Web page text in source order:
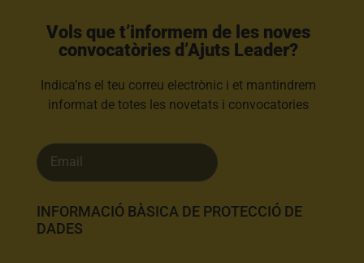
Vols que t’informem de les noves
convocatòries d’Ajuts Leader?​
Indica’ns el teu correu electrònic i et mantindrem
informat de totes les novetats i convocatories
INFORMACIÓ BÀSICA DE PROTECCIÓ DE
DADES